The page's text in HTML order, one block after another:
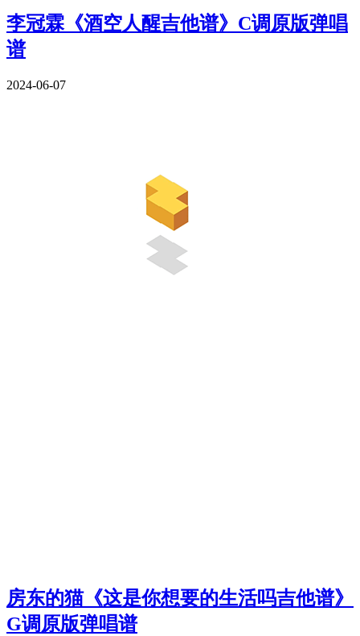
李冠霖《酒空人醒吉他谱》C调原版弹唱
谱
2024-06-07
房东的猫《这是你想要的生活吗吉他谱》
G调原版弹唱谱